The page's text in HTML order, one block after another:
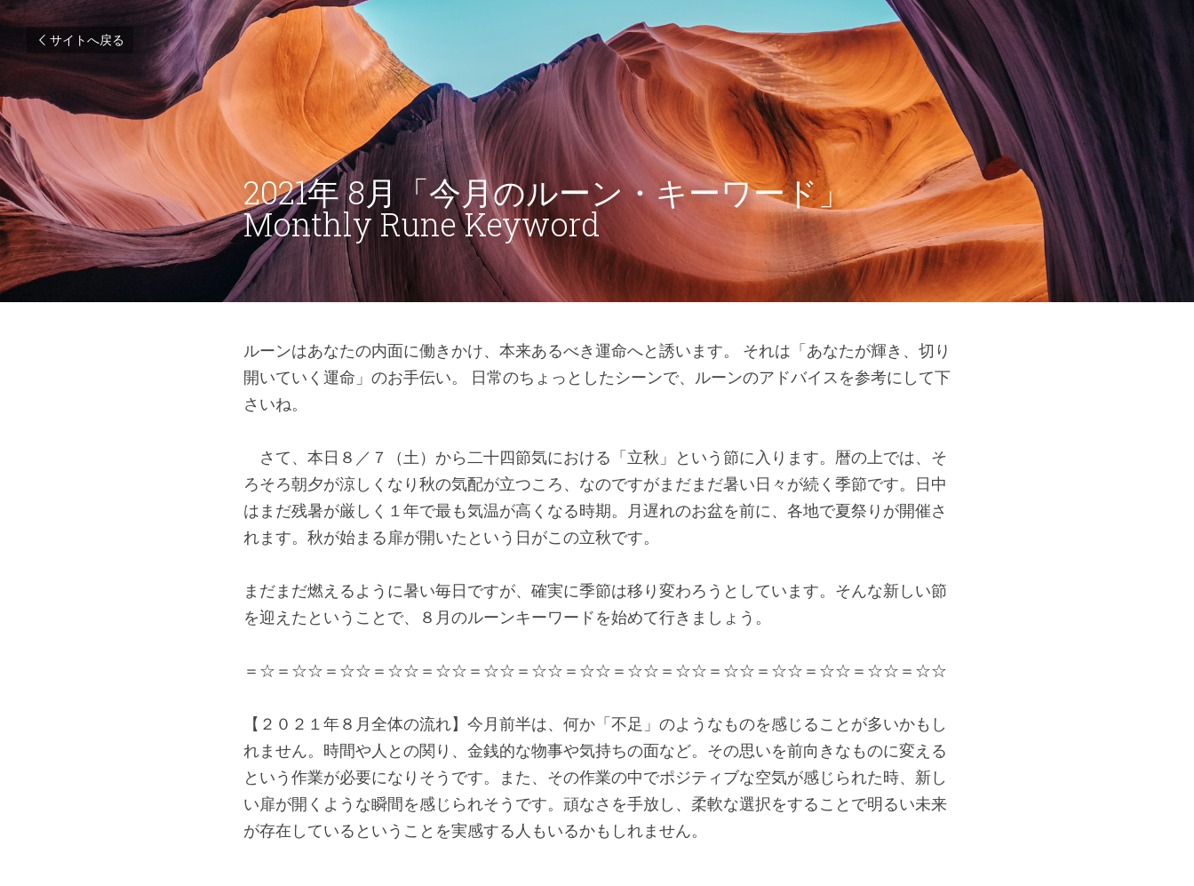
サイトへ戻る
2021年 8月「今月のルーン・キーワード」
Monthly Rune Keyword
ルーンはあなたの内面に働きかけ、本来あるべき運命へと誘います。 それは「あなたが輝き、切り
開いていく運命」のお手伝い。 日常のちょっとしたシーンで、ルーンのアドバイスを参考にして下
さいね。
さて、本日８／７（土）から二十四節気における「立秋」という節に入ります。暦の上では、そ
ろそろ朝夕が涼しくなり秋の気配が立つころ、なのですがまだまだ暑い日々が続く季節です。日中
はまだ残暑が厳しく１年で最も気温が高くなる時期。月遅れのお盆を前に、各地で夏祭りが開催さ
れます。秋が始まる扉が開いたという日がこの立秋です。
まだまだ燃えるように暑い毎日ですが、確実に季節は移り変わろうとしています。そんな新しい節
を迎えたということで、８月のルーンキーワードを始めて行きましょう。
＝☆＝☆☆＝☆☆＝☆☆＝☆☆＝☆☆＝☆☆＝☆☆＝☆☆＝☆☆＝☆☆＝☆☆＝☆☆＝ ☆☆＝☆☆
【２０２１年８月全体の流れ】今月前半は、何か「不足」のようなものを感じることが多いかもし
れません。時間や人との関り、金銭的な物事や気持ちの面など。その思いを前向きなものに変える
という作業が必要になりそうです。また、その作業の中でポジティブな空気が感じられた時、新し
い扉が開くような瞬間を感じられそうです。頑なさを手放し、柔軟な選択をすることで明るい未来
が存在しているということを実感する人もいるかもしれません。